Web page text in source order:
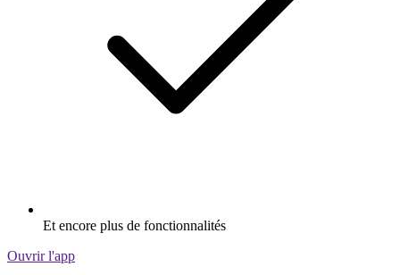
Et encore plus de fonctionnalités
Ouvrir l'app